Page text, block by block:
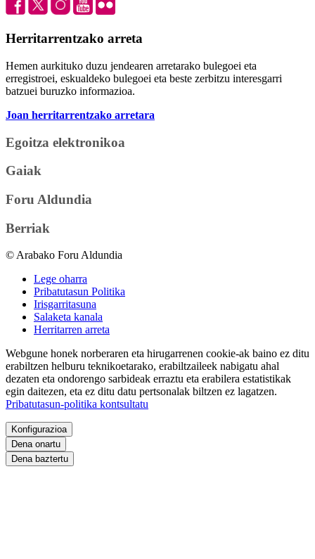
Herritarrentzako arreta
Hemen aurkituko duzu jendearen arretarako bulegoei eta
erregistroei, eskualdeko bulegoei eta beste zerbitzu interesgarri
batzuei buruzko informazioa.
Joan herritarrentzako arretara
Egoitza elektronikoa
Gaiak
Foru Aldundia
Berriak
© Arabako Foru Aldundia
Lege oharra
Pribatutasun Politika
Irisgarritasuna
Salaketa kanala
Herritarren arreta
Webgune honek norberaren eta hirugarrenen cookie-ak baino ez ditu
erabiltzen helburu teknikoetarako, erabiltzaileek nabigatu ahal
dezaten eta ondorengo sarbideak erraztu eta erabilera estatistikak
egin daitezen, eta ez ditu datu pertsonalak biltzen ez lagatzen.
Pribatutasun-politika kontsultatu
Konfigurazioa
Dena onartu
Dena baztertu